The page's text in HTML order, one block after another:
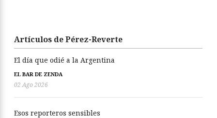
Artículos de Pérez-Reverte
El día que odié a la Argentina
EL BAR DE ZENDA
02 Ago 2026
Esos reporteros sensibles